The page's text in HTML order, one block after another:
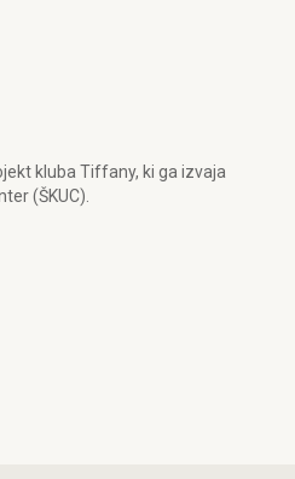
kluba Tiffany, ki ga izvaja
(ŠKUC).